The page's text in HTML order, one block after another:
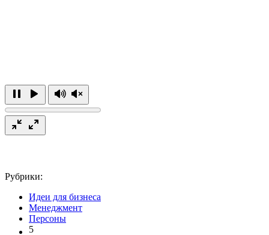
Рубрики:
Идеи для бизнеса
Менеджмент
Персоны
5